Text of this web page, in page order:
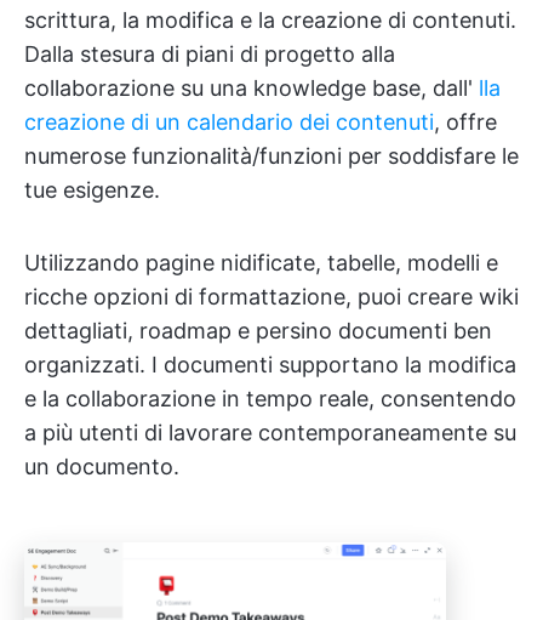
scrittura, la modifica e la creazione di contenuti.
Dalla stesura di piani di progetto alla
collaborazione su una knowledge base, dall' lla
creazione di un calendario dei contenuti, offre
numerose funzionalità/funzioni per soddisfare le
tue esigenze.
Utilizzando pagine nidificate, tabelle, modelli e
ricche opzioni di formattazione, puoi creare wiki
dettagliati, roadmap e persino documenti ben
organizzati. I documenti supportano la modifica
e la collaborazione in tempo reale, consentendo
a più utenti di lavorare contemporaneamente su
un documento.